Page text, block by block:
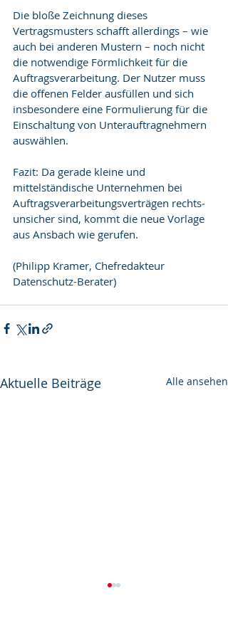
Die bloße Zeichnung dieses
Vertragsmusters schafft allerdings – wie
auch bei anderen Mustern – noch nicht
die notwendige Förmlichkeit für die
Auftragsver­arbeitung. Der Nutzer muss
die offenen Felder ausfül­len und sich
insbesondere eine Formulierung für die
Einschaltung von Unterauftragnehmern
auswählen.
Fazit: Da gerade kleine und
mittelständische Unter­neh­men bei
Auftragsverar­bei­tungs­verträgen rechts­
unsicher sind, kommt die neue Vorlage
aus Ansbach wie gerufen.
(Philipp Kramer, Chefredakteur
Datenschutz-Berater)
Aktuelle Beiträge Alle ansehen